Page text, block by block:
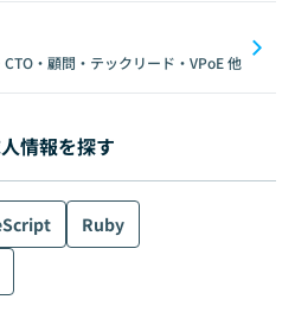
・顧問・テックリード・VPoE他
情報を探す
Ruby